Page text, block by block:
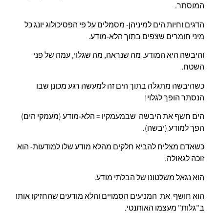
המוסתר.
הדגים וחיות הים למיניהן- מסמלים על פי הפסיכולוג יונג כל
מיני חומרים שצפים בתוך הלא-מודע.
והיבשה היא המודע. מה שנראה, מה שגלוי, עמה של פני
השטח.
כשהיבשה מתגלה בתוך הים זה למעשה רגע מכונן שבו
הנסתר הופך לגלוי!
הים חשף את היבשה שבמעמקיו = הלא-מודע (מעמקי הים)
הפך למודע (יבשה).
כשאדם מצליח להביא חלקים מהלא מודע שלו למודעות- הוא
זוכה לגאולה.
הוא נגאל משלטונו של הבלתי מודע.
הוא חושף את המניעים הסמויים והלא מודעים שהחזיקו אותו
ב"גלות" מעצמו האותנטי.